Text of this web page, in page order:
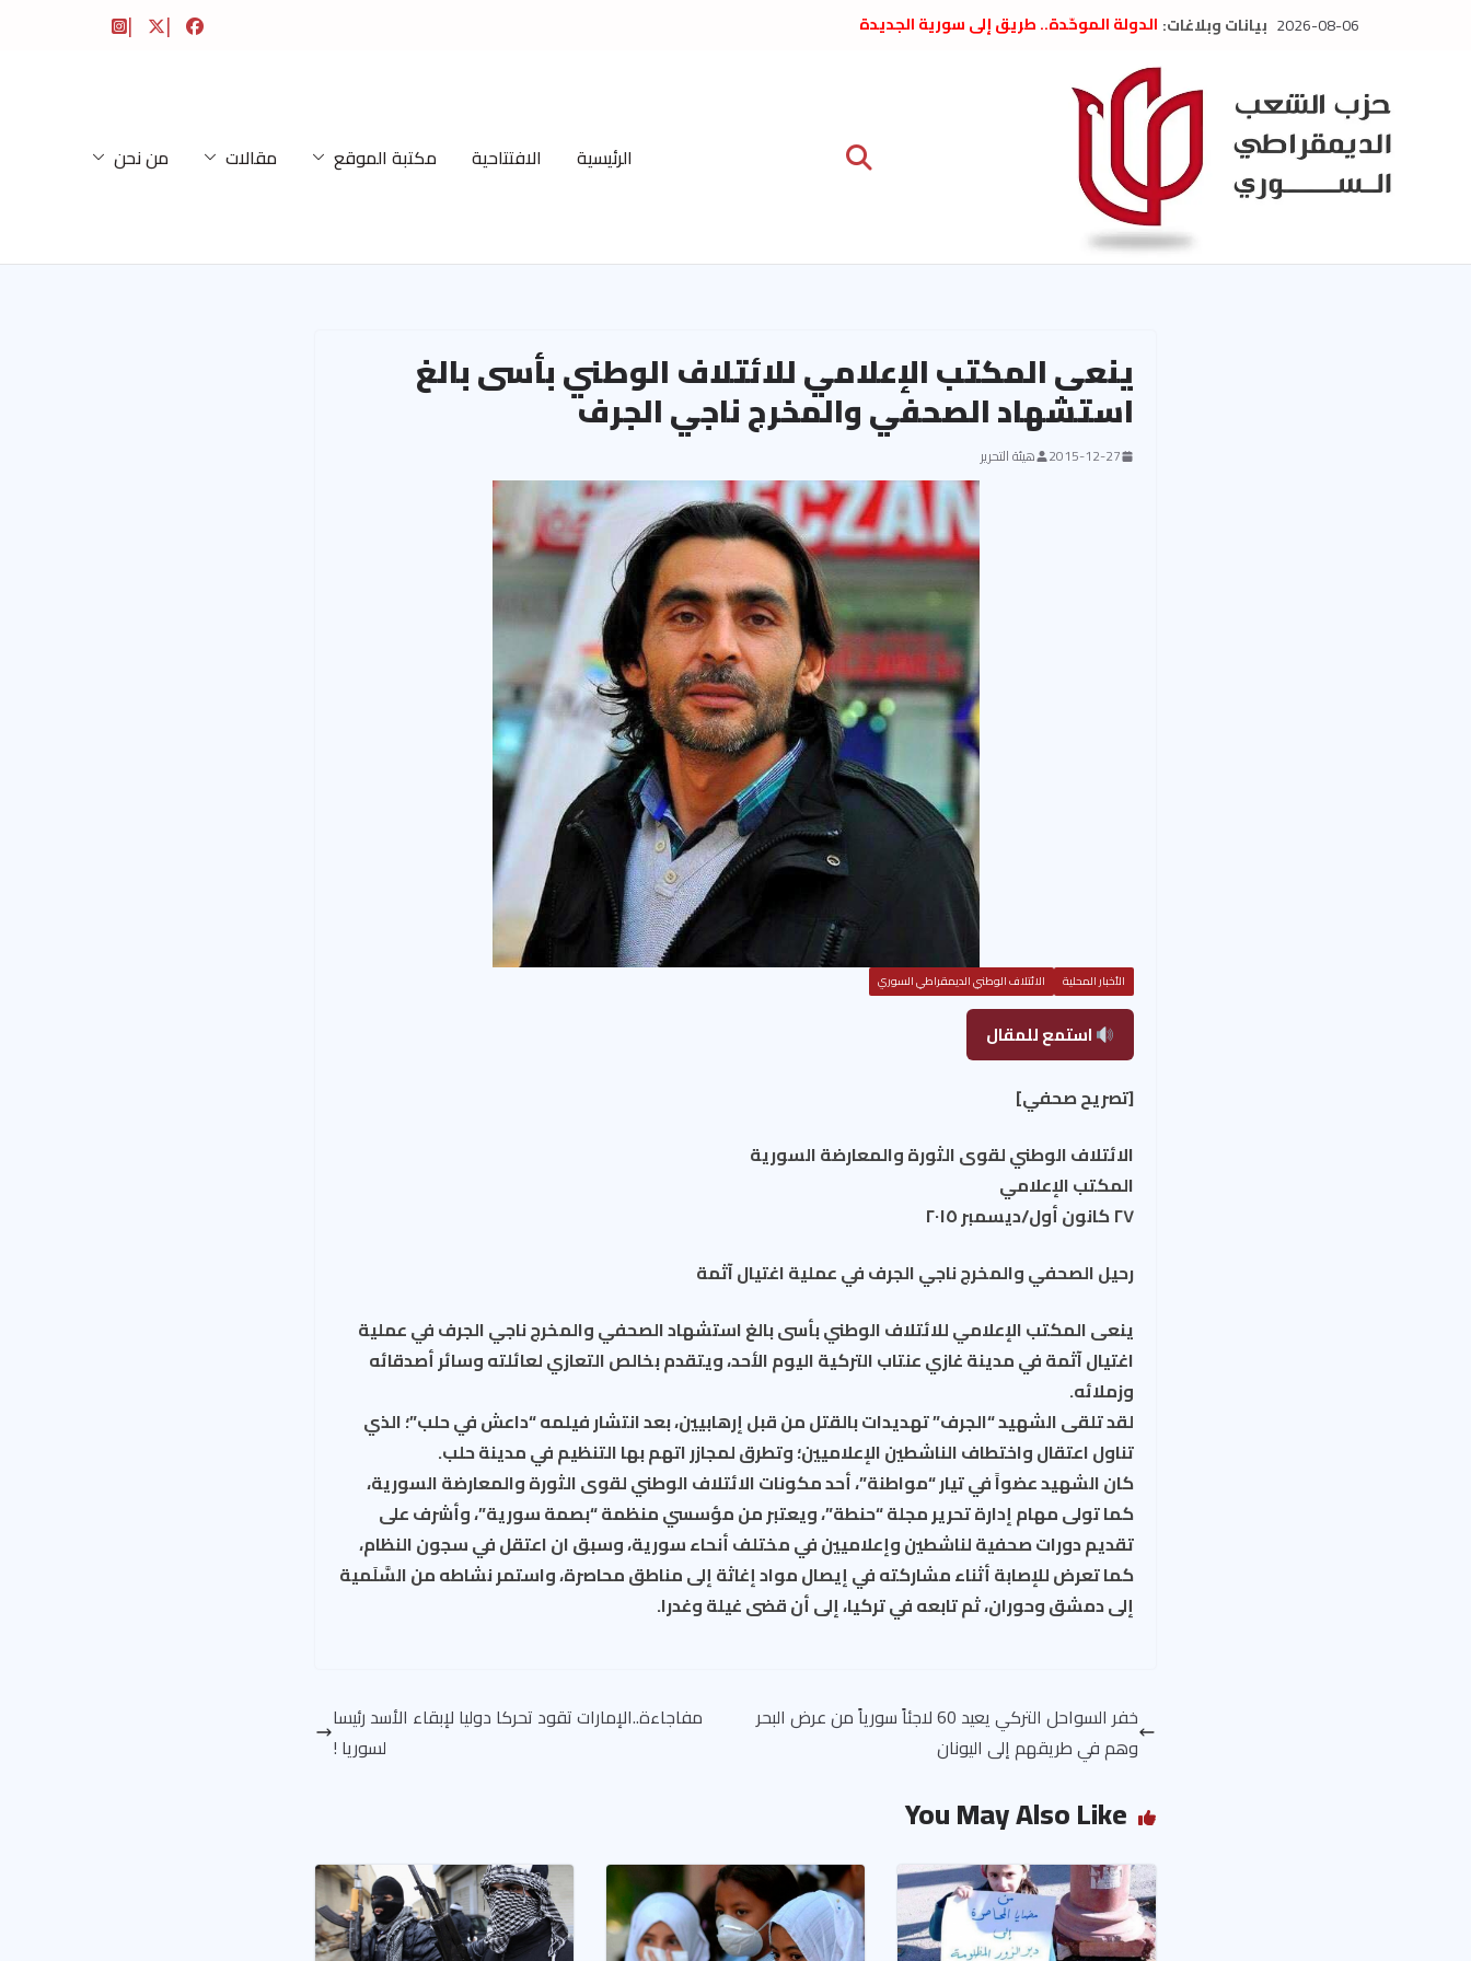
2026-08-06 بيانات وبلاغات: الدولة الموحّدة.. طريق إلى سورية الجديدة
تعزية بوفاة المناضل حسن عبدالعظيم الأمين
العام السابق لحزب الاتحاد الاشتراكي العربي
الديمقراطي
بلاغ صادر عن اجتماع اللجنة المركزية نيسان
الحرب الأمريكية الإسرائيلية على نظام الملالي
في إيران .. بيان من حزب الشعب الديمقراطي
السوري
الرئيسية الافتتاحية مكتبة الموقع مقالات من نحن
ينعى المكتب الإعلامي للائتلاف الوطني بأسى بالغ
استشهاد الصحفي والمخرج ناجي الجرف
2015-12-27 هيئة التحرير
الأخبار المحلية الائتلاف الوطني الديمقراطي السوري
استمع للمقال
[تصريح صحفي]
الائتلاف الوطني لقوى الثورة والمعارضة السورية
المكتب الإعلامي
٢٧ كانون أول/ديسمبر ٢٠١٥
رحيل الصحفي والمخرج ناجي الجرف في عملية اغتيال آثمة
ينعى المكتب الإعلامي للائتلاف الوطني بأسى بالغ استشهاد الصحفي والمخرج ناجي الجرف في عملية
اغتيال آثمة في مدينة غازي عنتاب التركية اليوم الأحد، ويتقدم بخالص التعازي لعائلته وسائر أصدقائه
وزملائه.
لقد تلقى الشهيد “الجرف” تهديدات بالقتل من قبل إرهابيين، بعد انتشار فيلمه “داعش في حلب”؛ الذي
تناول اعتقال واختطاف الناشطين الإعلاميين؛ وتطرق لمجازر اتهم بها التنظيم في مدينة حلب.
كان الشهيد عضواً في تيار “مواطنة”، أحد مكونات الائتلاف الوطني لقوى الثورة والمعارضة السورية،
كما تولى مهام إدارة تحرير مجلة “حنطة”، ويعتبر من مؤسسي منظمة “بصمة سورية”، وأشرف على
تقديم دورات صحفية لناشطين وإعلاميين في مختلف أنحاء سورية، وسبق ان اعتقل في سجون النظام،
كما تعرض للإصابة أثناء مشاركته في إيصال مواد إغاثة إلى مناطق محاصرة، واستمر نشاطه من السَّلَمية
إلى دمشق وحوران، ثم تابعه في تركيا، إلى أن قضى غيلة وغدرا.
خفر السواحل التركي يعيد 60 لاجئاً سورياً من عرض البحر
وهم في طريقهم إلى اليونان
مفاجاءة..الإمارات تقود تحركا دوليا لإبقاء الأسد رئيسا
لسوريا !
You May Also Like